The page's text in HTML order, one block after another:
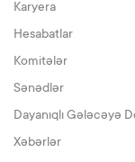
Karyera
Hesabatlar
Komitələr
Sənədlər
Dayanıqlı Gələcəyə
Xəbərlər